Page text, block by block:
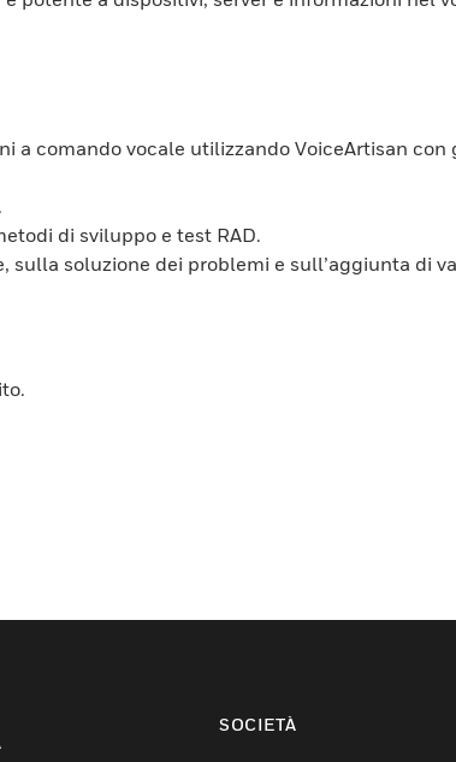
comando vocale utilizzando VoiceArtisan
di sviluppo e test RAD.
soluzione dei problemi e sull’aggiunta di
SOCIETÀ